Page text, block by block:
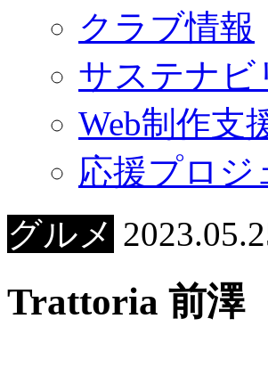
クラブ情報
サステナビ
Web制作支
応援プロジ
グルメ
Trattoria 前澤